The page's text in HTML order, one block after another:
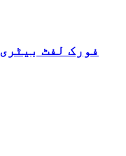
24V 280Ah LiFePO4 فورک لفٹ بیٹری